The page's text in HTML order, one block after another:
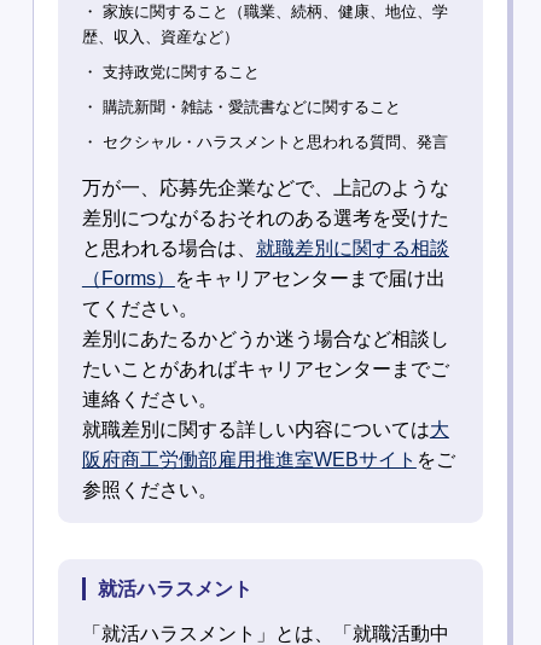
・ 家族に関すること（職業、続柄、健康、地位、学
歴、収入、資産など）
・ 支持政党に関すること
・ 購読新聞・雑誌・愛読書などに関すること
・ セクシャル・ハラスメントと思われる質問、発言
万が一、応募先企業などで、上記のような
差別につながるおそれのある選考を受けた
と思われる場合は、 就職差別に関する相談
（Forms）
をキャリアセンターまで届け出
てください。
差別にあたるかどうか迷う場合など相談し
たいことがあればキャリアセンターまでご
連絡ください。
就職差別に関する詳しい内容については大
阪府商工労働部雇用推進室WEBサイト をご
参照ください。
就活ハラスメント
「就活ハラスメント」とは、「就職活動中